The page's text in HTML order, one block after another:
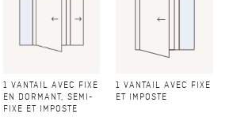
1 VANTAIL AVEC FIXE
EN DORMANT, SEMI-
FIXE ET IMPOSTE
1 VANTAIL AVEC FIXE
ET IMPOSTE